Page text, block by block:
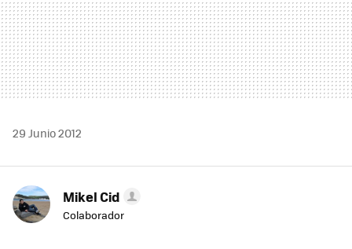
29 Junio 2012
Mikel Cid
Colaborador